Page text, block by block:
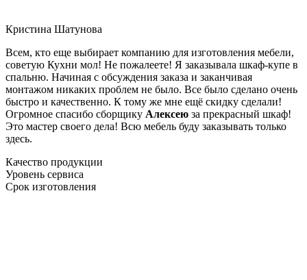
Кристина Шатунова
Всем, кто еще выбирает компанию для изготовления мебели,
советую Кухни мол! Не пожалеете! Я заказывала шкаф-купе в
спальню. Начиная с обсуждения заказа и заканчивая
монтажом никаких проблем не было. Все было сделано очень
быстро и качественно. К тому же мне ещё скидку сделали!
Огромное спасибо сборщику Алексею за прекрасный шкаф!
Это мастер своего дела! Всю мебель буду заказывать только
здесь.
Качество продукции
Уровень сервиса
Срок изготовления